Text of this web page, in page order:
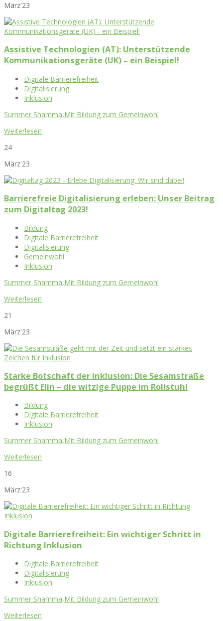
März'23
Assistive Technologien (AT): Unterstützende
Kommunikationsgeräte (UK) – ein Beispiel!
Digitale Barrierefreiheit
Digitalisierung
Inklusion
Summer Shamma,Mit Bildung zum Gemeinwohl
Weiterlesen
24
März'23
Barrierefreie Digitalisierung erleben: Unser Beitrag
zum Digitaltag 2023!
Bildung
Digitale Barrierefreiheit
Digitalisierung
Gemeinwohl
Inklusion
Summer Shamma,Mit Bildung zum Gemeinwohl
Weiterlesen
21
März'23
Starke Botschaft der Inklusion: Die Sesamstraße
begrüßt Elin – die witzige Puppe im Rollstuhl
Bildung
Digitale Barrierefreiheit
Inklusion
Summer Shamma,Mit Bildung zum Gemeinwohl
Weiterlesen
16
März'23
Digitale Barrierefreiheit: Ein wichtiger Schritt in
Richtung Inklusion
Digitale Barrierefreiheit
Digitalisierung
Inklusion
Summer Shamma,Mit Bildung zum Gemeinwohl
Weiterlesen